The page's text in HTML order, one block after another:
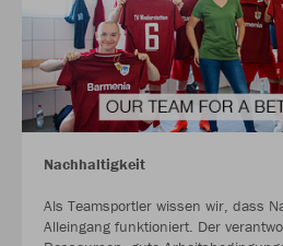
Nachhaltigkeit
Als Teamsportler wissen wir, dass
Alleingang funktioniert. Der